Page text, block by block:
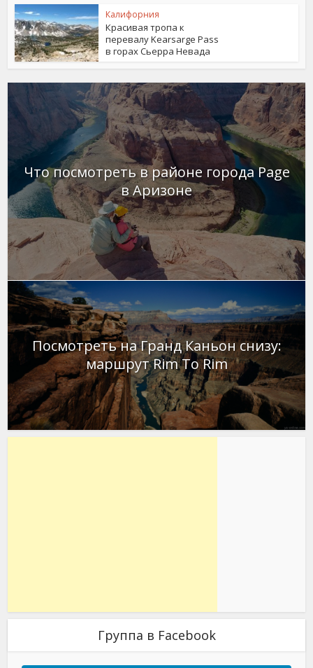
Калифорния
Красивая тропа к
перевалу Kearsarge Pass
в горах Сьерра Невада
Что посмотреть в районе города Page
в Аризоне
Посмотреть на Гранд Каньон снизу:
маршрут Rim To Rim
Группа в Facebook